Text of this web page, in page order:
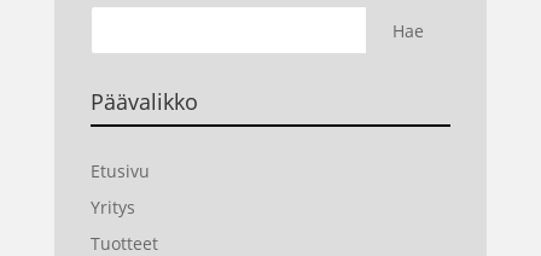
Päävalikko
Etusivu
Yritys
Tuotteet